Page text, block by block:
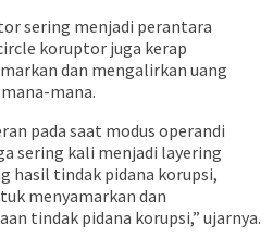
sering menjadi perantara
koruptor juga kerap
dan mengalirkan uang
mana.
pada saat modus operandi
sering kali menjadi layering
hasil tindak pidana korupsi,
menyamarkan dan
tindak pidana korupsi,” ujarnya.